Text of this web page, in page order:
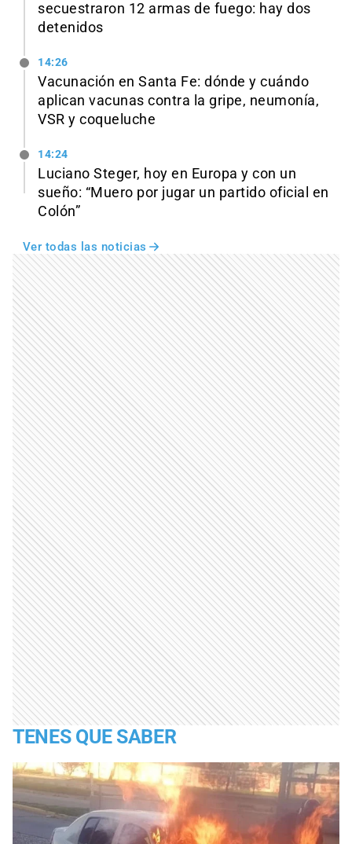
secuestraron 12 armas de fuego: hay dos
detenidos
14:26
Vacunación en Santa Fe: dónde y cuándo
aplican vacunas contra la gripe, neumonía,
VSR y coqueluche
14:24
Luciano Steger, hoy en Europa y con un
sueño: “Muero por jugar un partido oficial en
Colón”
Ver todas las noticias
TENES QUE SABER